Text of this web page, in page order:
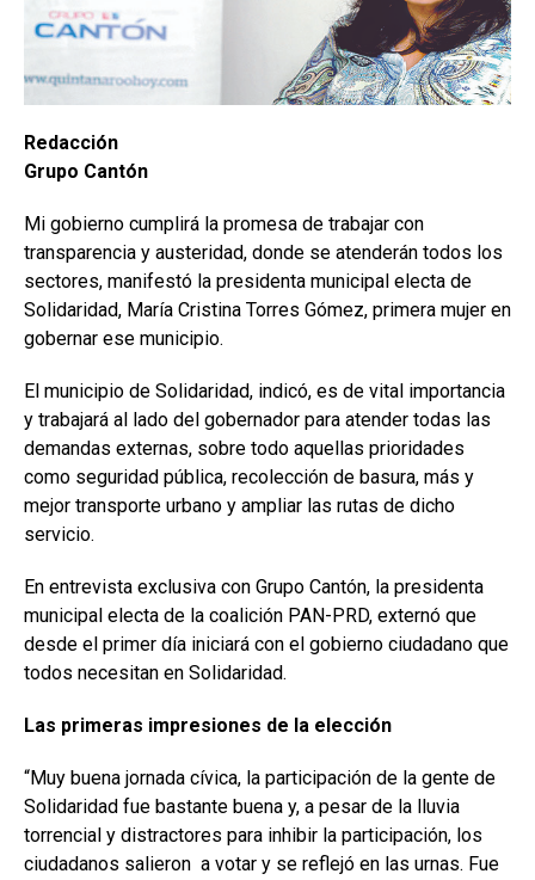
Redacción
Grupo Cantón
Mi gobierno cumplirá la promesa de trabajar con
transparencia y austeridad, donde se atenderán todos los
sectores, manifestó la presidenta municipal electa de
Solidaridad, María Cristina Torres Gómez, primera mujer en
gobernar ese municipio.
El municipio de Solidaridad, indicó, es de vital importancia
y trabajará al lado del gobernador para atender todas las
demandas externas, sobre todo aquellas prioridades
como seguridad pública, recolección de basura, más y
mejor transporte urbano y ampliar las rutas de dicho
servicio.
En entrevista exclusiva con Grupo Cantón, la presidenta
municipal electa de la coalición PAN-PRD, externó que
desde el primer día iniciará con el gobierno ciudadano que
todos necesitan en Solidaridad.
Las primeras impresiones de la elección
“Muy buena jornada cívica, la participación de la gente de
Solidaridad fue bastante buena y, a pesar de la lluvia
torrencial y distractores para inhibir la participación, los
ciudadanos salieron a votar y se reflejó en las urnas. Fue